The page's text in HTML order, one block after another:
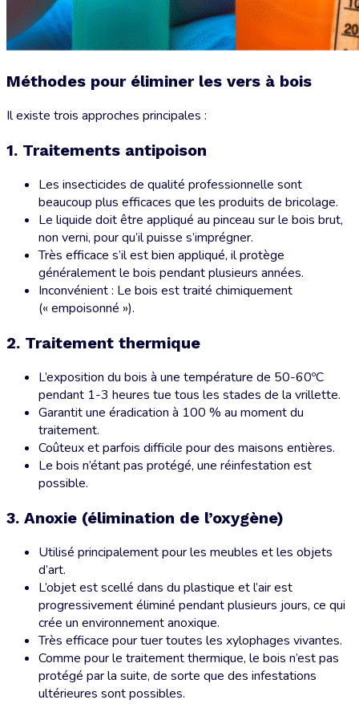
Méthodes pour éliminer les vers à bois
Il existe trois approches principales :
1. Traitements antipoison
Les insecticides de qualité professionnelle sont
beaucoup plus efficaces que les produits de bricolage.
Le liquide doit être appliqué au pinceau sur le bois brut,
non verni, pour qu’il puisse s’imprégner.
Très efficace s’il est bien appliqué, il protège
généralement le bois pendant plusieurs années.
Inconvénient : Le bois est traité chimiquement
(« empoisonné »).
2. Traitement thermique
L’exposition du bois à une température de 50-60ºC
pendant 1-3 heures tue tous les stades de la vrillette.
Garantit une éradication à 100 % au moment du
traitement.
Coûteux et parfois difficile pour des maisons entières.
Le bois n’étant pas protégé, une réinfestation est
possible.
3. Anoxie (élimination de l’oxygène)
Utilisé principalement pour les meubles et les objets
d’art.
L’objet est scellé dans du plastique et l’air est
progressivement éliminé pendant plusieurs jours, ce qui
crée un environnement anoxique.
Très efficace pour tuer toutes les xylophages vivantes.
Comme pour le traitement thermique, le bois n’est pas
protégé par la suite, de sorte que des infestations
ultérieures sont possibles.